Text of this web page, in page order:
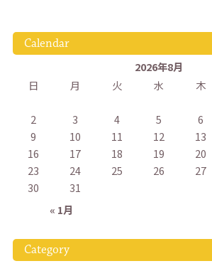
Calendar
2026年8月
日
月 火 水 木
2
3 4 5 6
9
10 11 12 13
16
17 18 19 20
23
24 25 26 27
30
31
« 1月
Category